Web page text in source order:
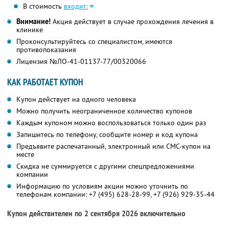
В стоимость входит:
Внимание! Акция действует в случае прохождения лечения в
клинике
Проконсультируйтесь со специалистом, имеются
противопоказания
Лицензия №ЛО-41-01137-77/00320066
КАК РАБОТАЕТ КУПОН
Купон действует на одного человека
Можно получить неограниченное количество купонов
Каждым купоном можно воспользоваться только один раз
Запишитесь по телефону, сообщите номер и код купона
Предъявите распечатанный, электронный или СМС-купон на
месте
Скидка не суммируется с другими спецпредложениями
компании
Информацию по условиям акции можно уточнить по
телефонам компании: +7 (495) 628-28-99, +7 (926) 929-35-44
Купон действителен по 2 сентября 2026 включительно